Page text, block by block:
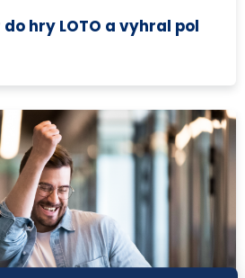
do hry LOTO a vyhral pol